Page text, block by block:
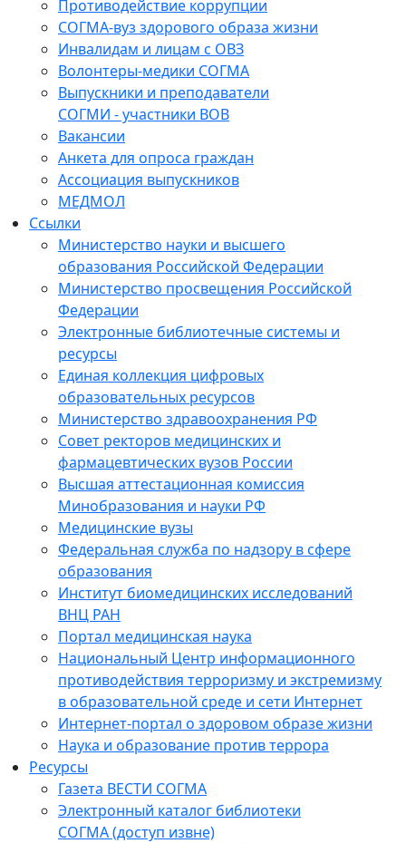
Противодействие коррупции
СОГМА-вуз здорового образа жизни
Инвалидам и лицам с ОВЗ
Волонтеры-медики СОГМА
Выпускники и преподаватели
СОГМИ - участники ВОВ
Вакансии
Анкета для опроса граждан
Ассоциация выпускников
МЕДМОЛ
Ссылки
Министерство науки и высшего
образования Российской Федерации
Министерство просвещения Российской
Федерации
Электронные библиотечные системы и
ресурсы
Единая коллекция цифровых
образовательных ресурсов
Министерство здравоохранения РФ
Совет ректоров медицинских и
фармацевтических вузов России
Высшая аттестационная комиссия
Минобразования и науки РФ
Медицинские вузы
Федеральная служба по надзору в сфере
образования
Институт биомедицинских исследований
ВНЦ РАН
Портал медицинская наука
Национальный Центр информационного
противодействия терроризму и экстремизму
в образовательной среде и сети Интернет
Интернет-портал о здоровом образе жизни
Наука и образование против террора
Ресурсы
Газета ВЕСТИ СОГМА
Электронный каталог библиотеки
СОГМА (доступ извне)